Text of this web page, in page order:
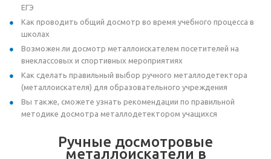
ЕГЭ
Как проводить общий досмотр во время учебного процесса в
школах
Возможен ли досмотр металлоискателем посетителей на
внеклассовых и спортивных мероприятиях
Как сделать правильный выбор ручного металлодетектора
(металлоискателя) для образовательного учреждения
Вы также, сможете узнать рекомендации по правильной
методике досмотра металлодетектором учащихся
Ручные досмотровые
металлоискатели в